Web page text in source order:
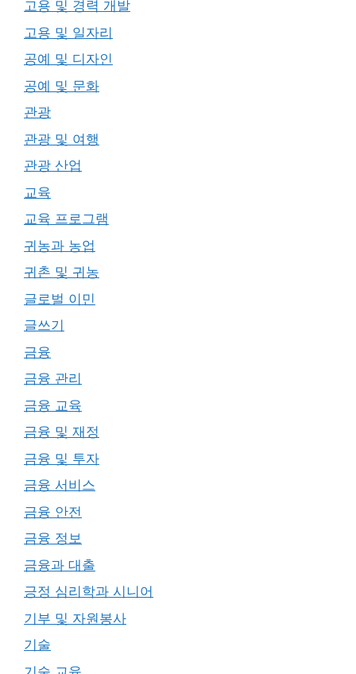
고용 및 경력 개발
고용 및 일자리
공예 및 디자인
공예 및 문화
관광
관광 및 여행
관광 산업
교육
교육 프로그램
귀농과 농업
귀촌 및 귀농
글로벌 이민
글쓰기
금융
금융 관리
금융 교육
금융 및 재정
금융 및 투자
금융 서비스
금융 안전
금융 정보
금융과 대출
긍정 심리학과 시니어
기부 및 자원봉사
기술